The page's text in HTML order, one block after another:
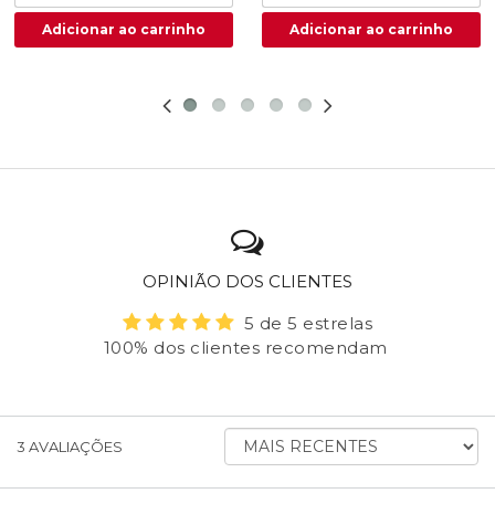
OPINIÃO DOS CLIENTES
5 de 5 estrelas
100% dos clientes recomendam
3 AVALIAÇÕES
ORDENAR
AVALIAÇÕES